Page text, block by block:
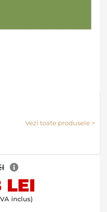
Vezi toate produsele >
LEI
inclus)